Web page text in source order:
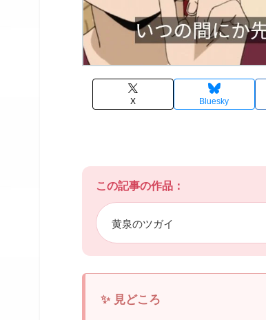
X Bluesky
この記事の作品：
黄泉のツガイ